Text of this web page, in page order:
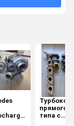
прямого
типа с